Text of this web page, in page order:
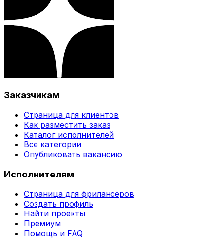
Заказчикам
Страница для клиентов
Как разместить заказ
Каталог исполнителей
Все категории
Опубликовать вакансию
Исполнителям
Страница для фрилансеров
Создать профиль
Найти проекты
Премиум
Помощь и FAQ